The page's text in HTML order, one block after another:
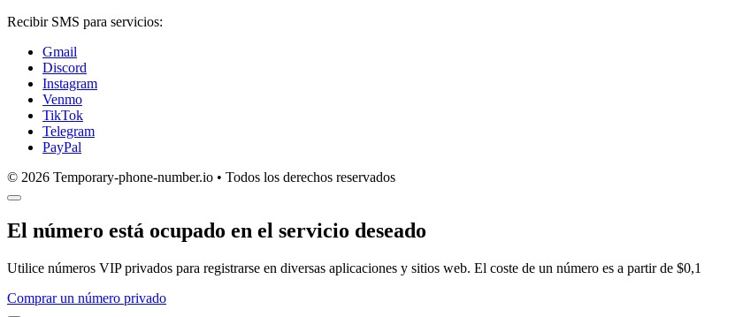
Recibir SMS para servicios:
Gmail
Discord
Instagram
Venmo
TikTok
Telegram
PayPal
© 2026 Temporary-phone-number.io • Todos los derechos reservados
El número está ocupado en el servicio deseado
Utilice números VIP privados para registrarse en diversas aplicaciones y sitios web. El coste de un número es a partir de $0,1
Comprar un número privado